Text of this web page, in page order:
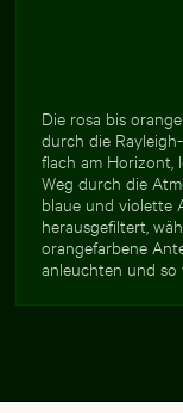
Die rosa bis
durch die
flach am Horizont,
Weg durch die
blaue und violette
herausgefiltert,
orangefarbene
anleuchten und so